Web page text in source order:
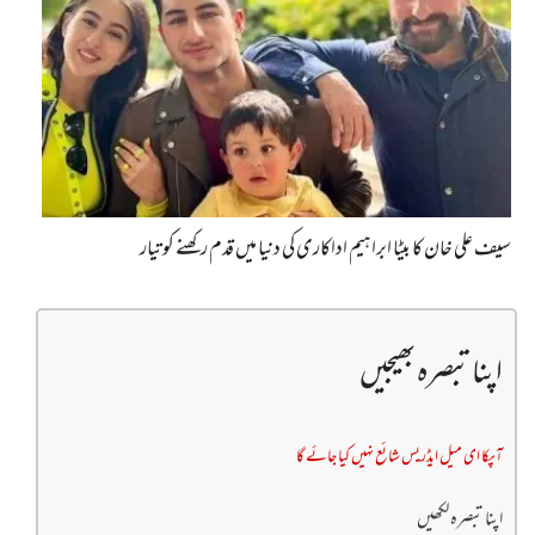
سیف علی خان کا بیٹا ابراہیم اداکاری کی دنیا میں قدم رکھنے کو تیار
اپنا تبصرہ بھیجیں
آپکا ای میل ایڈریس شائع نہیں کیا جائے گا
اپنا تبصرہ لکھیں